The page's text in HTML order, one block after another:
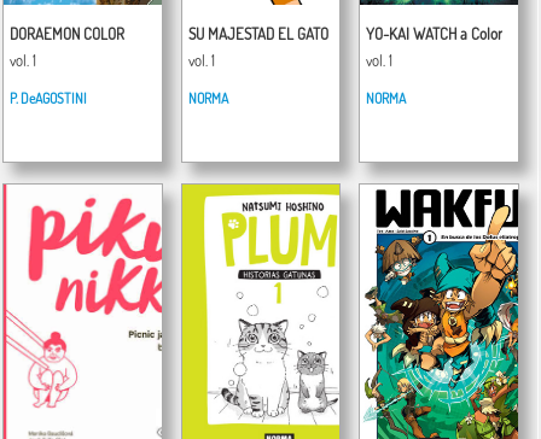
DORAEMON COLOR
vol. 1
P. DeAGOSTINI
SU MAJESTAD EL GATO
vol. 1
NORMA
YO-KAI WATCH a Color
vol. 1
NORMA